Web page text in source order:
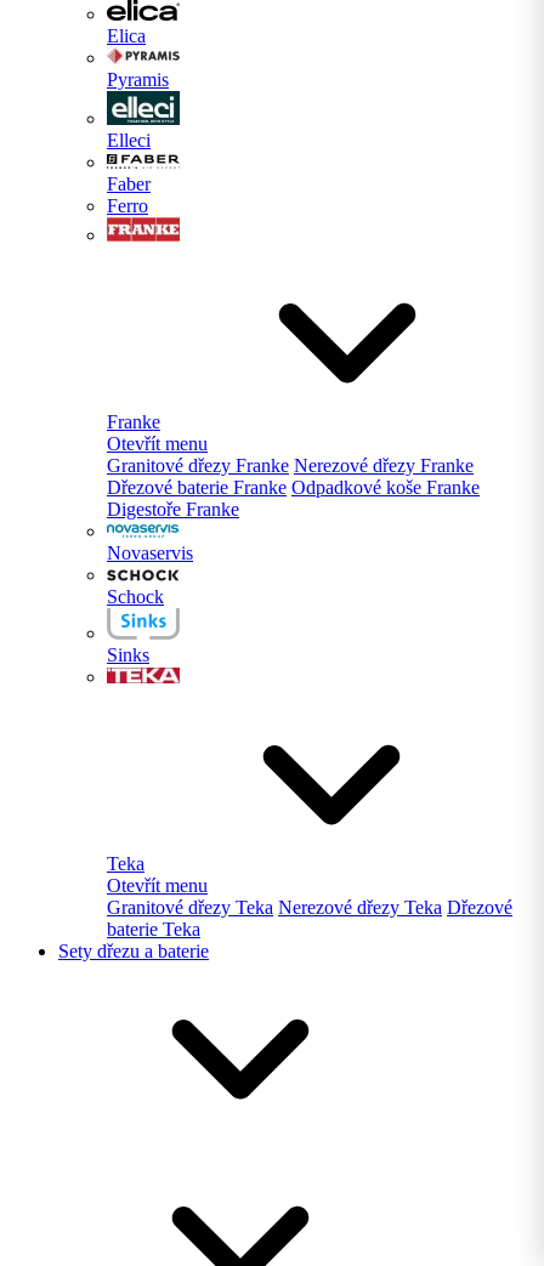
Elica
Pyramis
Elleci
Faber
Ferro
Franke
Otevřít menu
Granitové dřezy Franke Nerezové dřezy Franke
Dřezové baterie Franke Odpadkové koše Franke
Digestoře Franke
Novaservis
Schock
Sinks
Teka
Otevřít menu
Granitové dřezy Teka Nerezové dřezy Teka Dřezové
baterie Teka
Sety dřezu a baterie